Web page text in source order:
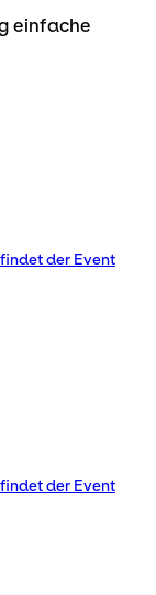
einfache
der Event
der Event